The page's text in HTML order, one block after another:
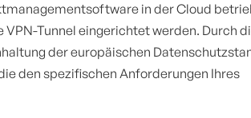
in der Cloud
Tunnel eingerichtet werden. Durch
der europäischen
den spezifischen Anforderungen Ihres